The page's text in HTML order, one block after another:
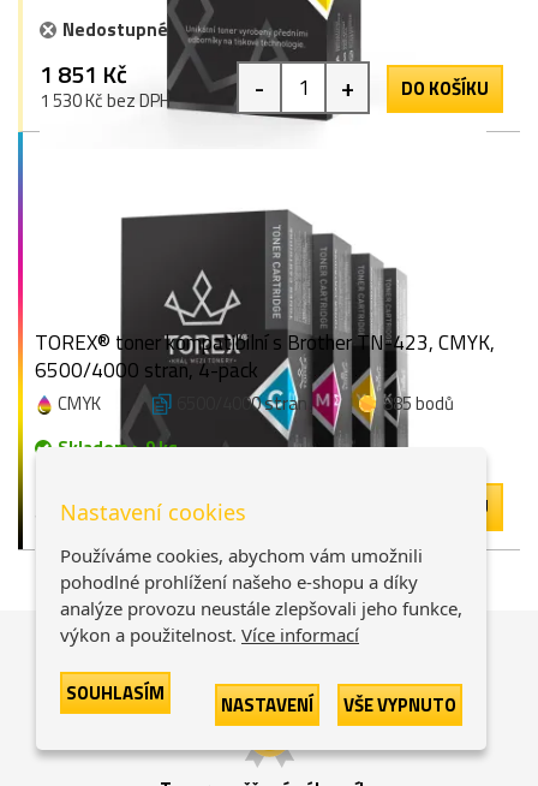
Nedostupné
1 851 Kč
1 530 Kč bez DPH - + DO KOŠÍKU
TOREX® toner kompatibilní s Brother TN-423, CMYK,
6500/4000 stran, 4-pack
CMYK 6500/4000 stran
885 bodů
Skladem > 9 ks
9 190 Kč bez DPH DO KOŠÍKU
Pročnakupovat u nás?
Nastavení cookies
Používáme cookies, abychom vám umožnili
pohodlné prohlížení našeho e-shopu a díky
analýze provozu neustále zlepšovali jeho funkce,
výkon a použitelnost. Více informací
SOUHLASÍM NASTAVENÍ VŠE VYPNUTO